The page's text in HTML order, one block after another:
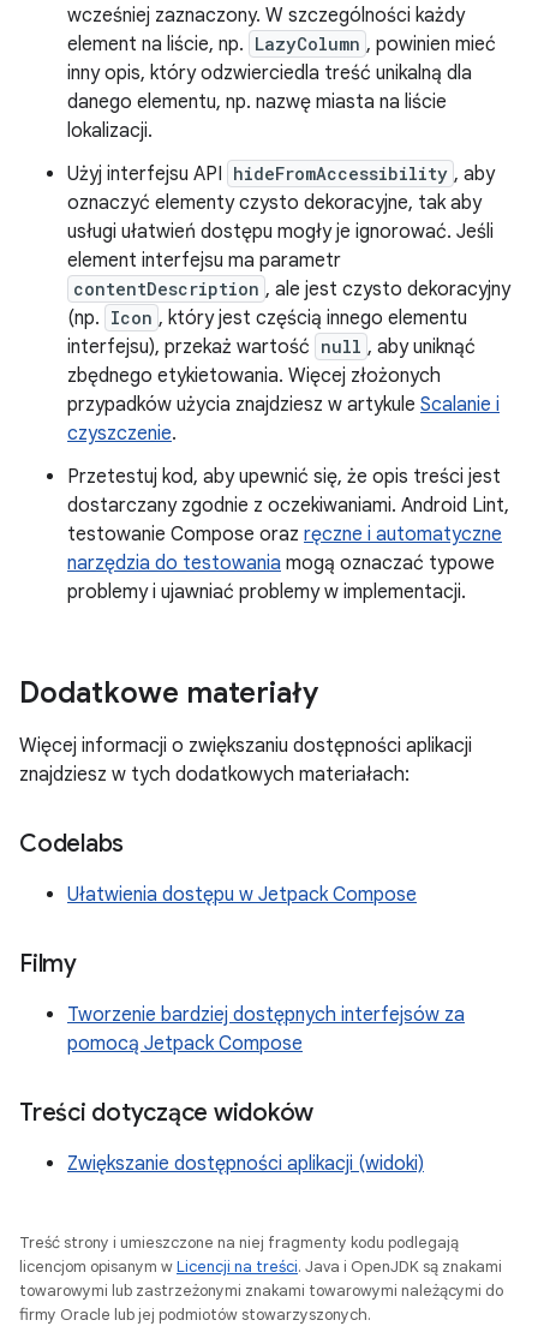
wcześniej zaznaczony. W szczególności każdy
element na liście, np. LazyColumn , powinien mieć
inny opis, który odzwierciedla treść unikalną dla
danego elementu, np. nazwę miasta na liście
lokalizacji.
Użyj interfejsu API hideFromAccessibility , aby
oznaczyć elementy czysto dekoracyjne, tak aby
usługi ułatwień dostępu mogły je ignorować. Jeśli
element interfejsu ma parametr
contentDescription , ale jest czysto dekoracyjny
(np. Icon , który jest częścią innego elementu
interfejsu), przekaż wartość null , aby uniknąć
zbędnego etykietowania. Więcej złożonych
przypadków użycia znajdziesz w artykule Scalanie i
czyszczenie.
Przetestuj kod, aby upewnić się, że opis treści jest
dostarczany zgodnie z oczekiwaniami. Android Lint,
testowanie Compose oraz ręczne i automatyczne
narzędzia do testowania mogą oznaczać typowe
problemy i ujawniać problemy w implementacji.
Dodatkowe materiały
Więcej informacji o zwiększaniu dostępności aplikacji
znajdziesz w tych dodatkowych materiałach:
Codelabs
Ułatwienia dostępu w Jetpack Compose
Filmy
Tworzenie bardziej dostępnych interfejsów za
pomocą Jetpack Compose
Treści dotyczące widoków
Zwiększanie dostępności aplikacji (widoki)
Treść strony i umieszczone na niej fragmenty kodu podlegają
licencjom opisanym wLicencji na treści. Java i OpenJDK są znakami
towarowymi lub zastrzeżonymi znakami towarowymi należącymi do
firmy Oracle lub jej podmiotów stowarzyszonych.